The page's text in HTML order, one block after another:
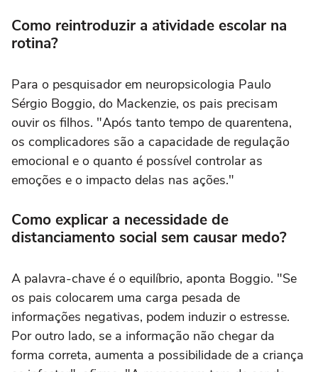
Como reintroduzir a atividade escolar na
rotina?
Para o pesquisador em neuropsicologia Paulo
Sérgio Boggio, do Mackenzie, os pais precisam
ouvir os filhos. "Após tanto tempo de quarentena,
os complicadores são a capacidade de regulação
emocional e o quanto é possível controlar as
emoções e o impacto delas nas ações."
Como explicar a necessidade de
distanciamento social sem causar medo?
A palavra-chave é o equilíbrio, aponta Boggio. "Se
os pais colocarem uma carga pesada de
informações negativas, podem induzir o estresse.
Por outro lado, se a informação não chegar da
forma correta, aumenta a possibilidade de a criança